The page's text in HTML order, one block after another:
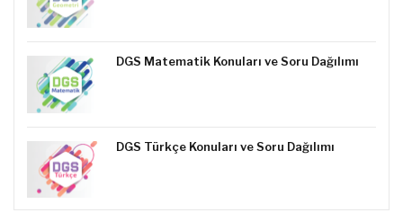
DGS Matematik Konuları ve Soru Dağılımı
DGS Türkçe Konuları ve Soru Dağılımı